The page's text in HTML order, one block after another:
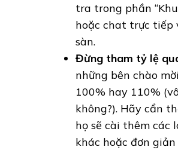
tra trong phần
hoặc chat trực tiếp
sàn.
Đừng tham tỷ lệ
những bên chào
100% hay 110%
không?). Hãy cẩn
họ sẽ cài thêm các
khác hoặc đơn